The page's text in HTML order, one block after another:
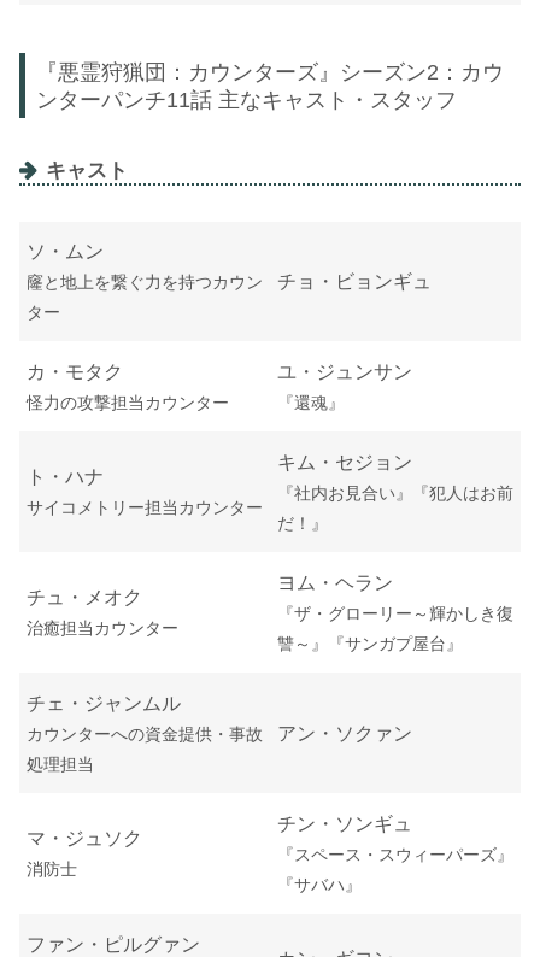
『悪霊狩猟団：カウンターズ』シーズン2：カウ
ンターパンチ11話 主なキャスト・スタッフ
キャスト
ソ・ムン
窿と地上を繋ぐ力を持つカウン
ター
チョ・ビョンギュ
カ・モタク
怪力の攻撃担当カウンター
ユ・ジュンサン
『還魂』
ト・ハナ
サイコメトリー担当カウンター
キム・セジョン
『社内お見合い』
『犯人はお前
だ！』
チュ・メオク
治癒担当カウンター
ヨム・ヘラン
『ザ・グローリー～輝かしき復
讐～』『サンガプ屋台』
チェ・ジャンムル
カウンターへの資金提供・事故
処理担当
アン・ソクァン
マ・ジュソク
消防士
チン・ソンギュ
『スペース・スウィーパーズ』
『サバハ』
ファン・ピルグァン